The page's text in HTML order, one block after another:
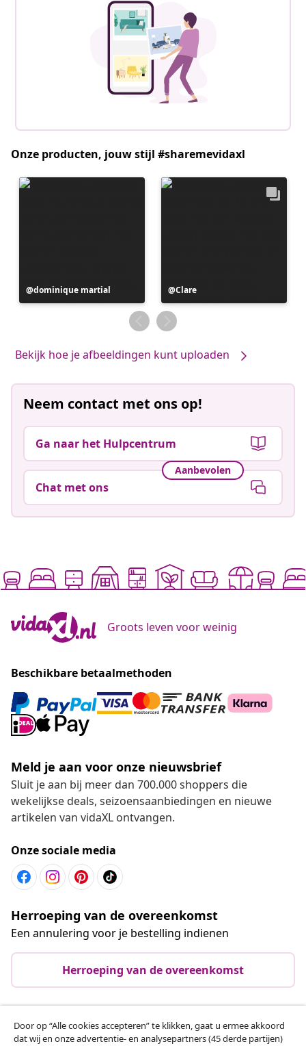
Onze producten, jouw stijl #sharemevidaxl
Bericht
gepubliceerd
dominique martial
Bericht
gepubliceerd
door
Clare
Bekijk hoe je afbeeldingen kunt uploaden
Neem contact met ons op!
Ga naar het Hulpcentrum
Aanbevolen
Chat met ons
Groots leven voor weinig
Beschikbare betaalmethoden
Meld je aan voor onze nieuwsbrief
Sluit je aan bij meer dan 700.000 shoppers die
wekelijkse deals, seizoensaanbiedingen en nieuwe
artikelen van vidaXL ontvangen.
Onze sociale media
Herroeping van de overeenkomst
Een annulering voor je bestelling indienen
Herroeping van de overeenkomst
Klantenservice
Door op “Alle cookies accepteren” te klikken, gaat u ermee akkoord
dat wij en onze advertentie- en analysepartners (45 derde partijen)